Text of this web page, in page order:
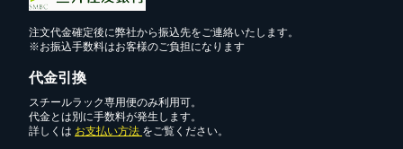
注文代金確定後に弊社から振込先をご連絡いたします。
※お振込手数料はお客様のご負担になります
代金引換
スチールラック専用便のみ利用可。
代金とは別に手数料が発生します。
詳しくは お支払い方法 をご覧ください。